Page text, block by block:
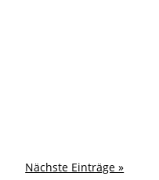
Nächste Einträge »